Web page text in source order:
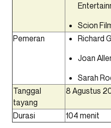
Scion
Pemeran
Richard
Joan
Sarah
Tanggal
tayang
8 Agustus
Durasi 104 menit